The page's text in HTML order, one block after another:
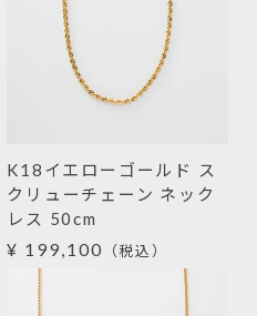
K18イエローゴールド ス
クリューチェーン ネック
レス 50cm
¥ 199,100 （税込）